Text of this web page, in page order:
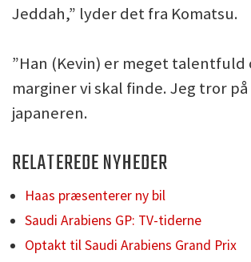
Jeddah,” lyder det fra Komatsu.
”Han (Kevin) er meget talentfuld
marginer vi skal finde. Jeg tror
japaneren.
RELATEREDE NYHEDER
Haas præsenterer ny bil
Saudi Arabiens GP: TV-tiderne
Optakt til Saudi Arabiens Grand Prix